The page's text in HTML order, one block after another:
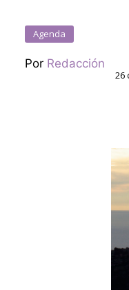
Agenda
Por Redacción
26